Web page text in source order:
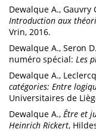
Dewalque A., Gauvry
Introduction aux
Vrin, 2016.
Dewalque A., Seron
numéro spécial: Les
Dewalque A.,
catégories: Entre
Universitaires de
Dewalque A., Être et
Heinrich Rickert,